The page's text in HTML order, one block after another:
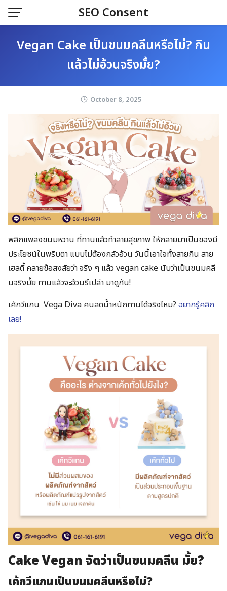
Skip
SEO Consent
Vegan Cake เป็นขนมคลีนหรือไม่? กิน
แล้วไม่อ้วนจริงมั้ย?
October 8, 2025
พลิกแพลงขนมหวาน ที่ทานแล้วทำลายสุขภาพ ให้กลายมาเป็นของมี
ประโยชน์ในพริบตา แบบไม่ต้องกลัวอ้วน วันนี้เอาใจทั้งสายกิน สาย
เฮลตี้ คลายข้อสงสัยว่า จริง ๆ แล้ว vegan cake นับว่าเป็นขนมคลี
นจริงมั้ย ทานแล้วจะอ้วนรึเปล่า มาดูกัน!
เค้กวีแกน Vega Diva คนลดน้ำหนักทานได้จริงไหม? อยากรู้คลิก
เลย!
Cake Vegan จัดว่าเป็นขนมคลีน มั้ย?
เค้กวีแกนเป็นขนมคลีนหรือไม่?